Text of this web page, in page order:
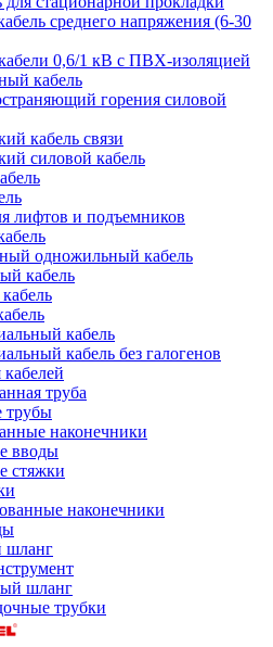
среднего напряжения (6-30
0,6/1 кВ с ПВХ-изоляцией
кабель
горения силовой
кабель связи
силовой кабель
лифтов и подъемников
одножильный кабель
кабель
кабель
кабель без галогенов
труба
трубы
наконечники
вводы
стяжки
наконечники
шланг
шланг
трубки